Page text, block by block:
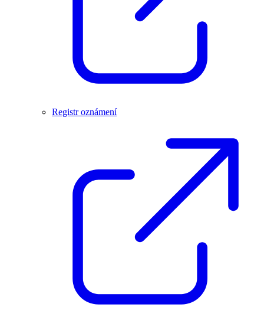
Registr oznámení